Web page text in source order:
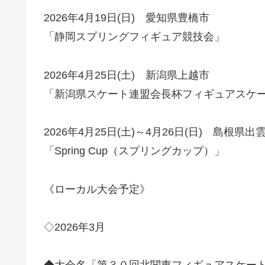
2026年4月19日(日) 愛知県豊橋市
「静岡スプリングフィギュア競技会」
2026年4月25日(土) 新潟県上越市
「新潟県スケート連盟会長杯フィギュアスケ
2026年4月25日(土)～4月26日(日) 島根県出
「Spring Cup（スプリングカップ）」
《ローカル大会予定》
◇2026年3月